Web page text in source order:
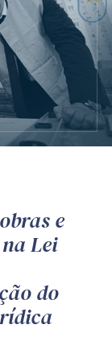
e
Lei
do